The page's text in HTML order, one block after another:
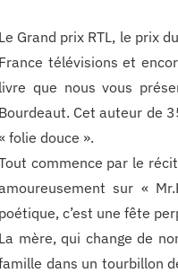
Le Grand prix RTL, le prix
France télévisions et
livre que nous vous
Bourdeaut. Cet auteur de
folie douce ».
commence par le
sur «
poétique, c’est une fête
La mère, qui change de
dans un tourbillon